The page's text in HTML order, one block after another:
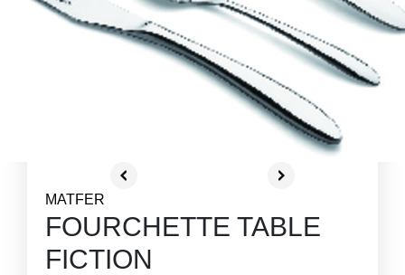
MATFER
FOURCHETTE TABLE
FICTION